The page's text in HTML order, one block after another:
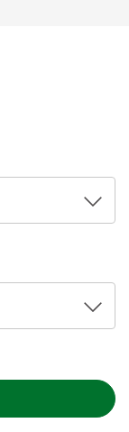
CLDF podem